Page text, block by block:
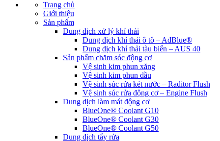
Trang chủ
Giới thiệu
Sản phẩm
Dung dịch xử lý khí thải
Dung dịch khí thải ô tô – AdBlue®
Dung dịch khí thải tàu biển – AUS 40
Sản phẩm chăm sóc động cơ
Vệ sinh kim phun xăng
Vệ sinh kim phun dầu
Vệ sinh súc rửa két nước – Raditor Flush
Vệ sinh súc rửa động cơ – Engine Flush
Dung dịch làm mát động cơ
BlueOne® Coolant G10
BlueOne® Coolant G30
BlueOne® Coolant G50
Dung dịch tẩy rửa